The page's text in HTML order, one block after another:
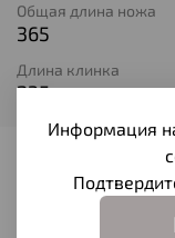
Общая длина ножа
365
Длина клинка
235
Отзывы
Отзывов еще
Информация